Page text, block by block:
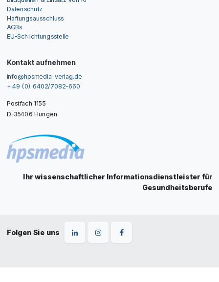
Datenschutz
Haftungsausschluss
AGBs
EU-Schlichtungsstelle
Kontakt aufnehmen
info@hpsmedia-verlag.de
+ 49 (0) 6402/7082-660
Postfach 1155
D-35406 Hungen
Ihr wissenschaftlicher Informationsdienstleister für
Gesundheitsberufe
Folgen Sie uns